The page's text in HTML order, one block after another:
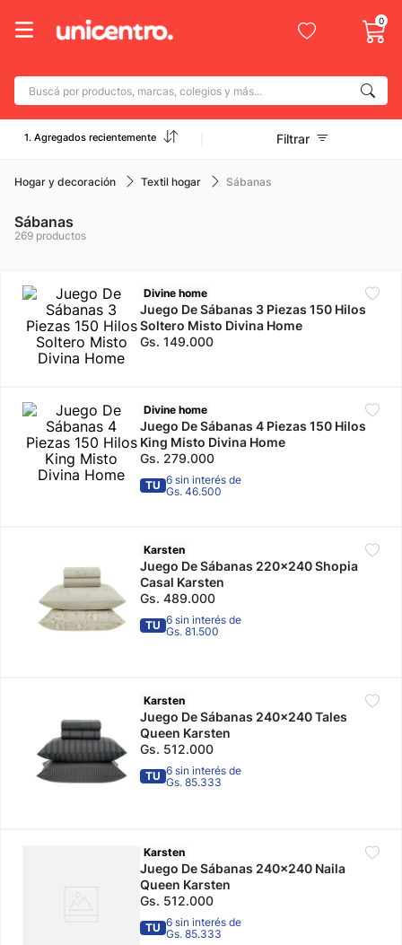
0
Buscá por productos, marcas, colegios y más...
Términos más buscados
1
2. champion
4. caterpillar
. mochila
7. nike
8 .
10. adidas mujer
1. Agregados recientemente Filtrar
Hogar y decoración Textil hogar Sábanas
Sábanas
269 productos
Divine home
Juego De Sábanas 3 Piezas 150 Hilos
Soltero Misto Divina Home
Gs. 149.000
Divine home
Juego De Sábanas 4 Piezas 150 Hilos
King Misto Divina Home
Gs. 279.000
TU 6 sin interés de
Gs. 46.500
Karsten
Juego De Sábanas 220x240 Shopia
Casal Karsten
Gs. 489.000
TU 6 sin interés de
Gs. 81.500
Karsten
Juego De Sábanas 240x240 Tales
Queen Karsten
Gs. 512.000
TU 6 sin interés de
Gs. 85.333
Karsten
Juego De Sábanas 240x240 Naila
Queen Karsten
Gs. 512.000
TU 6 sin interés de
Gs. 85.333